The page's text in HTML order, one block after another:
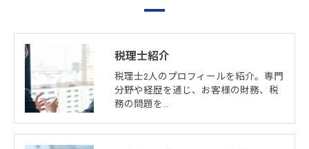
税理士紹介
税理士2人のプロフィールを紹介。専門
分野や経歴を通じ、お客様の財務、税
務の問題を…